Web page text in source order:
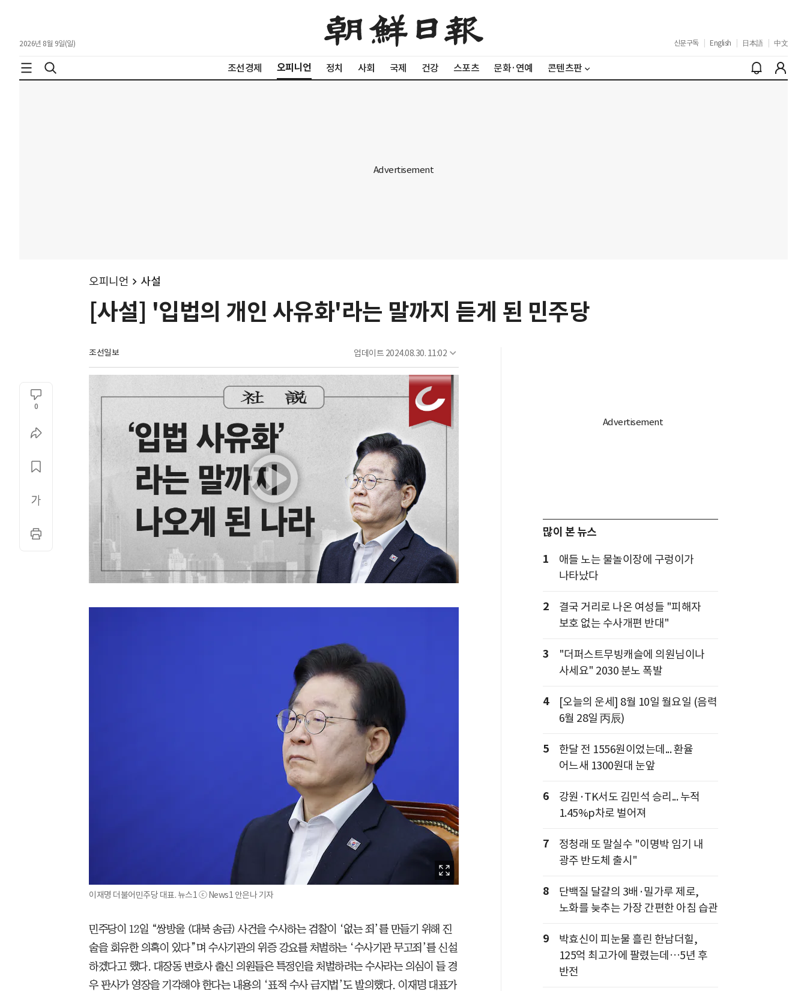
2026년 8월 9일(일) 신문구독 English 日本語 中文
조선경제 오피니언 정치 사회 국제 건강 스포츠 문화·연예 콘텐츠판
오피니언 사설
[사설] '입법의 개인 사유화'라는 말까지 듣게 된 민주당
조선일보 업데이트 2024.08.30. 11:02
0
이재명 더불어민주당 대표. 뉴스1 ⓒ News1 안은나 기자
민주당이 12일 “쌍방울 (대북 송금) 사건을 수사하는 검찰이 ‘없는 죄’를 만들기 위해 진
술을 회유한 의혹이 있다”며 수사기관의 위증 강요를 처벌하는 ‘수사기관 무고죄’를 신설
하겠다고 했다. 대장동 변호사 출신 의원들은 특정인을 처벌하려는 수사라는 의심이 들 경
우 판사가 영장을 기각해야 한다는 내용의 ‘표적 수사 금지법’도 발의했다. 이재명 대표가
많이 본 뉴스
1
애들 노는 물놀이장에 구렁이가
나타났다
2
결국 거리로 나온 여성들 "피해자
보호 없는 수사개편 반대"
3
"더퍼스트무빙캐슬에 의원님이나
사세요" 2030 분노 폭발
4
[오늘의 운세] 8월 10일 월요일 (음력
6월 28일 丙辰)
5
한달 전 1556원이었는데... 환율
어느새 1300원대 눈앞
6
강원·TK서도 김민석 승리... 누적
1.45%p차로 벌어져
7
정청래 또 말실수 "이명박 임기 내
광주 반도체 출시"
8
단백질 달걀의 3배·밀가루 제로,
노화를 늦추는 가장 간편한 아침 습관
9
박효신이 피눈물 흘린 한남더힐,
125억 최고가에 팔렸는데…5년 후
반전